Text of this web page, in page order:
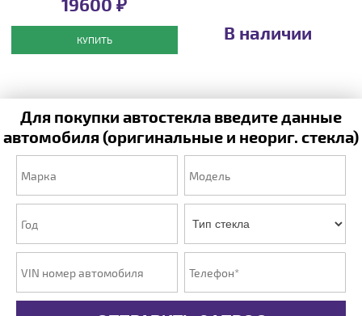
КУПИТЬ В наличии
Для покупки автостекла введите данные
автомобиля (оригинальные и неориг. стекла)